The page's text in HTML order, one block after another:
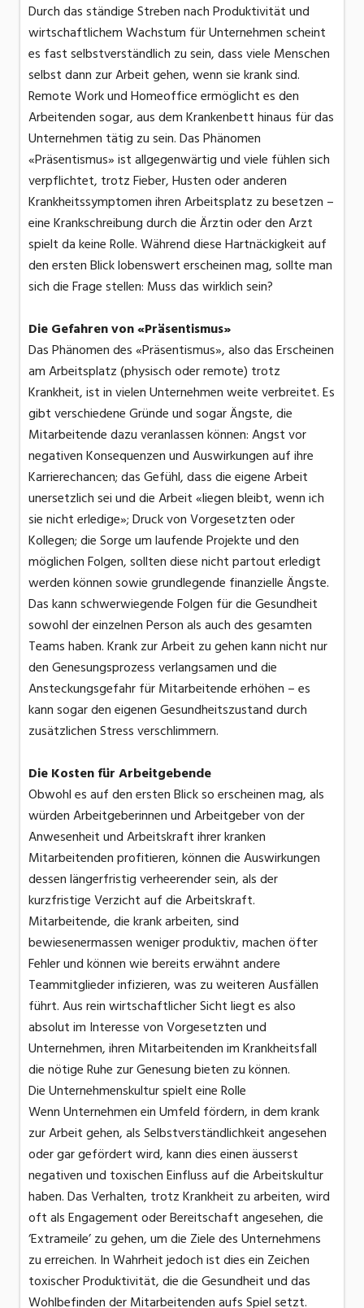
Durch das ständige Streben nach Produktivität und
wirtschaftlichem Wachstum für Unternehmen scheint
es fast selbstverständlich zu sein, dass viele Menschen
selbst dann zur Arbeit gehen, wenn sie krank sind.
Remote Work und Homeoffice ermöglicht es den
Arbeitenden sogar, aus dem Krankenbett hinaus für das
Unternehmen tätig zu sein. Das Phänomen
«Präsentismus» ist allgegenwärtig und viele fühlen sich
verpflichtet, trotz Fieber, Husten oder anderen
Krankheitssymptomen ihren Arbeitsplatz zu besetzen –
eine Krankschreibung durch die Ärztin oder den Arzt
spielt da keine Rolle. Während diese Hartnäckigkeit auf
den ersten Blick lobenswert erscheinen mag, sollte man
sich die Frage stellen: Muss das wirklich sein?
Die Gefahren von «Präsentismus»
Das Phänomen des «Präsentismus», also das Erscheinen
am Arbeitsplatz (physisch oder remote) trotz
Krankheit, ist in vielen Unternehmen weite verbreitet. Es
gibt verschiedene Gründe und sogar Ängste, die
Mitarbeitende dazu veranlassen können: Angst vor
negativen Konsequenzen und Auswirkungen auf ihre
Karrierechancen; das Gefühl, dass die eigene Arbeit
unersetzlich sei und die Arbeit «liegen bleibt, wenn ich
sie nicht erledige»; Druck von Vorgesetzten oder
Kollegen; die Sorge um laufende Projekte und den
möglichen Folgen, sollten diese nicht partout erledigt
werden können sowie grundlegende finanzielle Ängste.
Das kann schwerwiegende Folgen für die Gesundheit
sowohl der einzelnen Person als auch des gesamten
Teams haben. Krank zur Arbeit zu gehen kann nicht nur
den Genesungsprozess verlangsamen und die
Ansteckungsgefahr für Mitarbeitende erhöhen – es
kann sogar den eigenen Gesundheitszustand durch
zusätzlichen Stress verschlimmern.
Die Kosten für Arbeitgebende
Obwohl es auf den ersten Blick so erscheinen mag, als
würden Arbeitgeberinnen und Arbeitgeber von der
Anwesenheit und Arbeitskraft ihrer kranken
Mitarbeitenden profitieren, können die Auswirkungen
dessen längerfristig verheerender sein, als der
kurzfristige Verzicht auf die Arbeitskraft.
Mitarbeitende, die krank arbeiten, sind
bewiesenermassen weniger produktiv, machen öfter
Fehler und können wie bereits erwähnt andere
Teammitglieder infizieren, was zu weiteren Ausfällen
führt. Aus rein wirtschaftlicher Sicht liegt es also
absolut im Interesse von Vorgesetzten und
Unternehmen, ihren Mitarbeitenden im Krankheitsfall
die nötige Ruhe zur Genesung bieten zu können.
Die Unternehmenskultur spielt eine Rolle
Wenn Unternehmen ein Umfeld fördern, in dem krank
zur Arbeit gehen, als Selbstverständlichkeit angesehen
oder gar gefördert wird, kann dies einen äusserst
negativen und toxischen Einfluss auf die Arbeitskultur
haben. Das Verhalten, trotz Krankheit zu arbeiten, wird
oft als Engagement oder Bereitschaft angesehen, die
‘Extrameile’ zu gehen, um die Ziele des Unternehmens
zu erreichen. In Wahrheit jedoch ist dies ein Zeichen
toxischer Produktivität, die die Gesundheit und das
Wohlbefinden der Mitarbeitenden aufs Spiel setzt.